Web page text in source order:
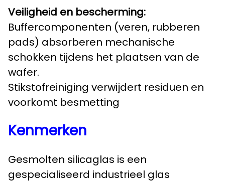
Veiligheid en bescherming:
Buffercomponenten (veren, rubberen
pads) absorberen mechanische
schokken tijdens het plaatsen van de
wafer.
Stikstofreiniging verwijdert residuen en
voorkomt besmetting
Kenmerken
Gesmolten silicaglas is een
gespecialiseerd industrieel glas